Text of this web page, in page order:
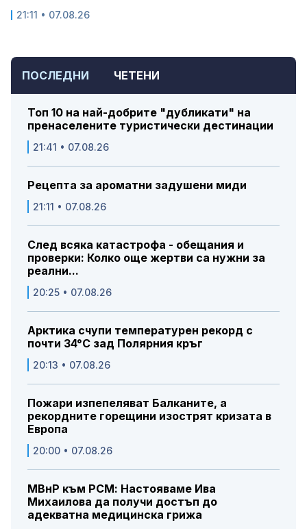
ПОСЛЕДНИ ЧЕТЕНИ
Топ 10 на най-добрите "дубликати" на
пренаселените туристически дестинации
21:41 • 07.08.26
Рецепта за ароматни задушени миди
21:11 • 07.08.26
След всяка катастрофа - обещания и
проверки: Колко още жертви са нужни за
реални...
20:25 • 07.08.26
Арктика счупи температурен рекорд с
почти 34°C зад Полярния кръг
20:13 • 07.08.26
Пожари изпепеляват Балканите, а
рекордните горещини изострят кризата в
Европа
20:00 • 07.08.26
МВнР към РСМ: Настояваме Ива
Михаилова да получи достъп до
адекватна медицинска грижа
21:11 • 07.08.26